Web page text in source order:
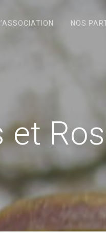
NOS
et